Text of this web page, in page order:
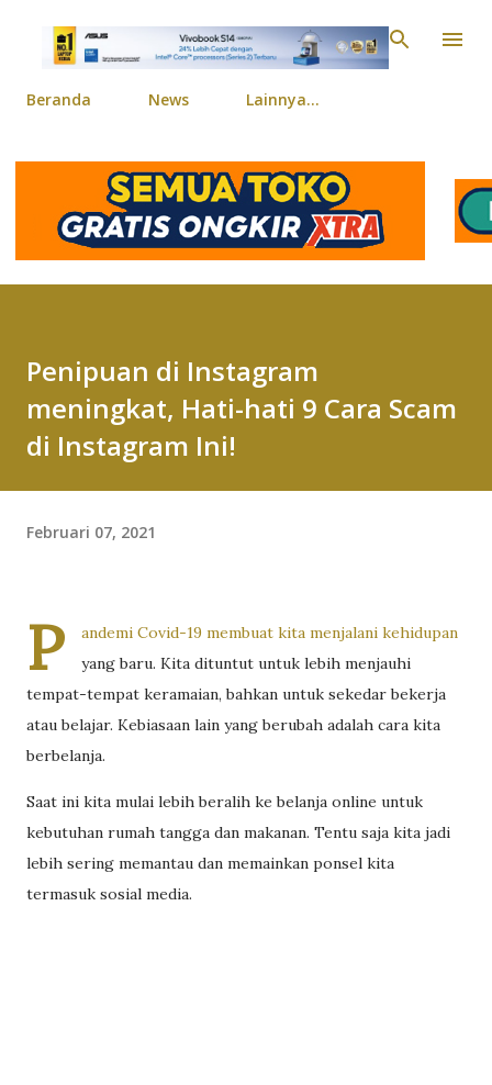
Langsung ke konten
Beranda News Lainnya…
Penipuan di Instagram
meningkat, Hati-hati 9 Cara Scam
di Instagram Ini!
Februari 07, 2021
P
andemi Covid-19 membuat kita menjalani kehidupan
yang baru. Kita dituntut untuk lebih menjauhi
tempat-tempat keramaian, bahkan untuk sekedar bekerja
atau belajar. Kebiasaan lain yang berubah adalah cara kita
berbelanja.
Saat ini kita mulai lebih beralih ke belanja online untuk
kebutuhan rumah tangga dan makanan. Tentu saja kita jadi
lebih sering memantau dan memainkan ponsel kita
termasuk sosial media.